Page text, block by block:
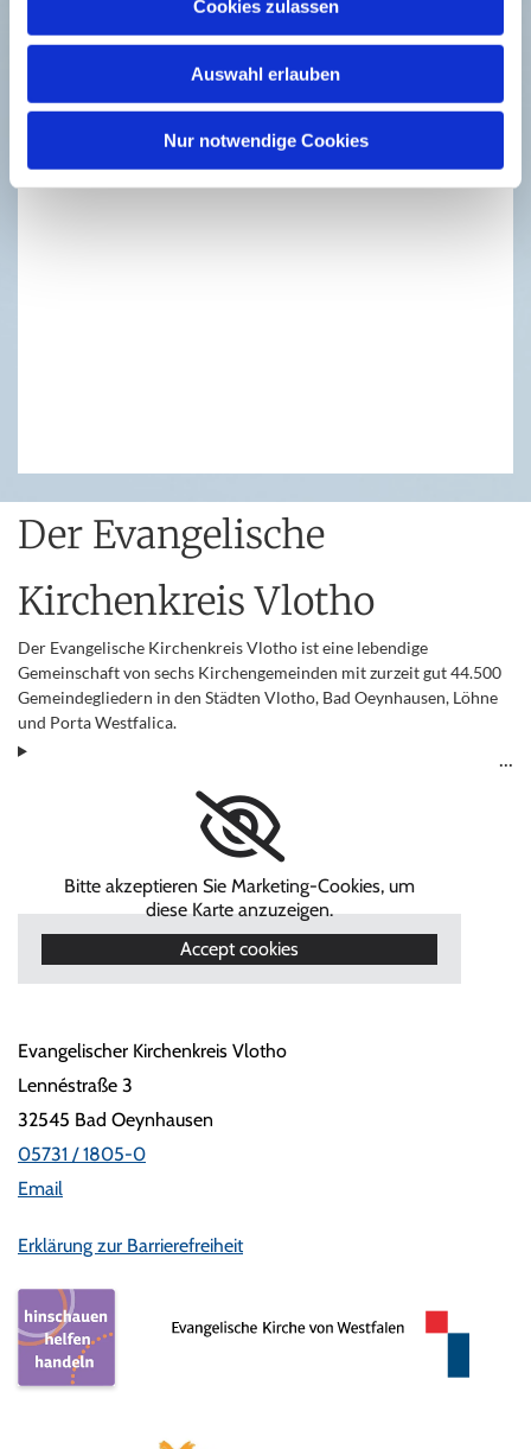
Cookies zulassen
Auswahl erlauben
Nur notwendige Cookies
Der Evangelische
Kirchenkreis Vlotho
Der Evangelische Kirchenkreis Vlotho ist eine lebendige
Gemeinschaft von sechs Kirchengemeinden mit zurzeit gut 44.500
Gemeindegliedern in den Städten Vlotho, Bad Oeynhausen, Löhne
und Porta Westfalica.
Bitte akzeptieren Sie Marketing-Cookies, um
diese Karte anzuzeigen.
Accept cookies
Evangelischer Kirchenkreis Vlotho
Lennéstraße 3
32545 Bad Oeynhausen
05731 / 1805-0
Email
Erklärung zur Barrierefreiheit